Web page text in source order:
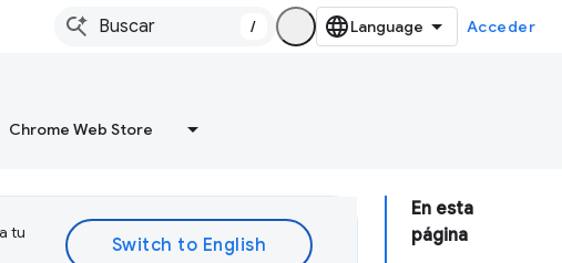
/ Acceder
Chrome Web Store
En esta
página
tu